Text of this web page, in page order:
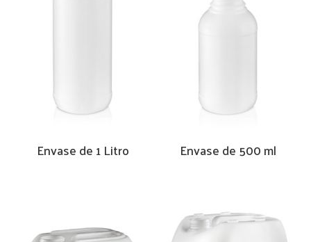
Envase de 1 Litro Envase de 500 ml